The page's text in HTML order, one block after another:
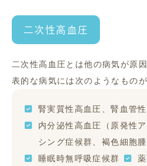
二次性高血圧
二次性高血圧とは他の病気が原
表的な病気には次のようなものが
腎実質性高血圧、腎血管
内分泌性高血圧（原発性
シング症候群、褐色細胞腫
睡眠時無呼吸症候群